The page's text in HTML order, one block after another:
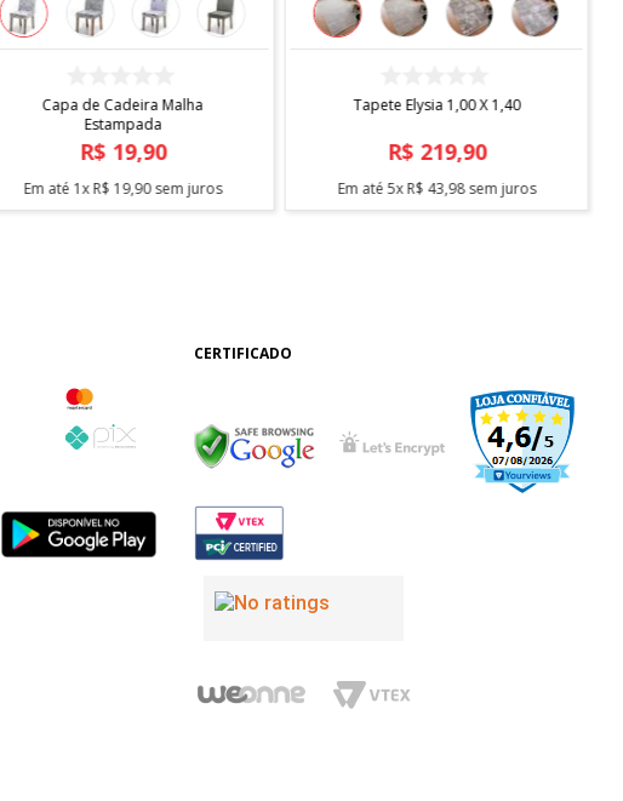
Capa de Cadeira Malha
Estampada
R$ 19,90
Em até 1xR$ 19,90sem juros
Tapete Elysia 1,00 X 1,40
R$ 219,90
Em até5xR$ 43,98sem juros
CERTIFICADO